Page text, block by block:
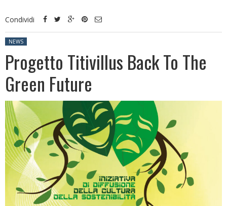
Condividi
Posted in:
NEWS
Progetto Titivillus Back To The
Green Future